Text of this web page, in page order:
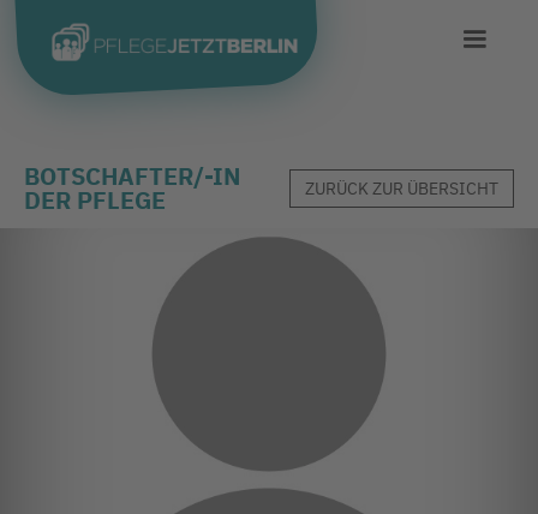
BOTSCHAFTER/-IN
DER PFLEGE ZURÜCK ZUR ÜBERSICHT